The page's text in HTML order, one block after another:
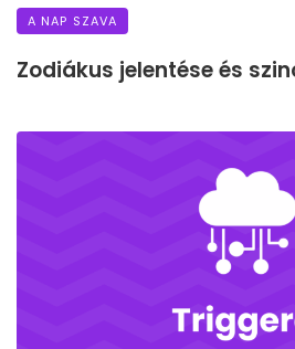
A NAP SZAVA
Zodiákus jelentése és